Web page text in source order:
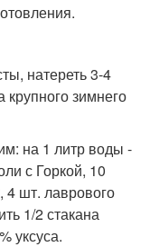
натереть 3-4
крупного зимнего
на 1 литр воды -
с Горкой, 10
4 шт. лаврового
1/2 стакана
уксуса.